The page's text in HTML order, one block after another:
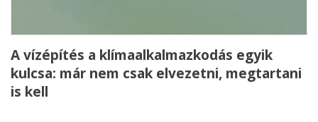
A vízépítés a klímaalkalmazkodás egyik
kulcsa: már nem csak elvezetni, megtartani
is kell